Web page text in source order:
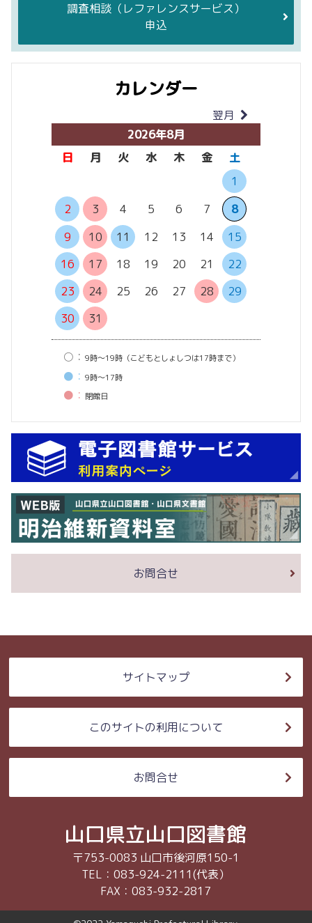
調査相談 （レファレンスサービス）
申込
カレンダー
翌月
2026年8月
日
月 火 水 木 金
土
1
2
3 4 5 6 7
8
9
10 11 12 13 14
15
16
17 18 19 20 21
22
23
24 25 26 27 28
29
30
31
○： 9時〜19時（こどもとしょしつは17時まで）
●： 9時〜17時
●： 閉館⽇
お問合せ
サイトマップ
このサイトの利用について
お問合せ
山口県立山口図書館
〒753-0083 山口市後河原150-1
TEL：083-924-2111(代表）
FAX：083-932-2817